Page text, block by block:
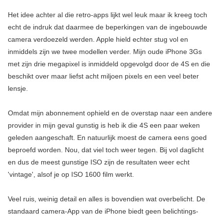
Het idee achter al die retro-apps lijkt wel leuk maar ik kreeg toch
echt de indruk dat daarmee de beperkingen van de ingebouwde
camera verdoezeld werden. Apple hield echter stug vol en
inmiddels zijn we twee modellen verder. Mijn oude iPhone 3Gs
met zijn drie megapixel is inmiddeld opgevolgd door de 4S en die
beschikt over maar liefst acht miljoen pixels en een veel beter
lensje.
Omdat mijn abonnement ophield en de overstap naar een andere
provider in mijn geval gunstig is heb ik die 4S een paar weken
geleden aangeschaft. En natuurlijk moest de camera eens goed
beproefd worden. Nou, dat viel toch weer tegen. Bij vol daglicht
en dus de meest gunstige ISO zijn de resultaten weer echt
'vintage', alsof je op ISO 1600 film werkt.
Veel ruis, weinig detail en alles is bovendien wat overbelicht. De
standaard camera-App van de iPhone biedt geen belichtings-